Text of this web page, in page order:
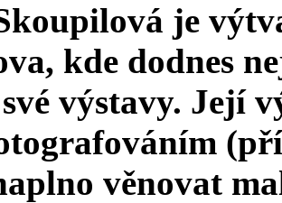
je
kde dodnes
výstavy. Její
věnovat